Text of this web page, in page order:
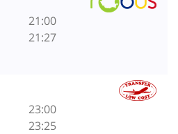
21:00
21:27
23:00
23:25